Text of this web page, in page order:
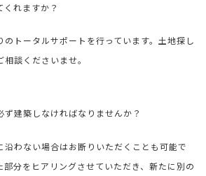
れますか？
トータルサポートを行っています。 土地探し
談くださいませ。
建築しなければなりませんか？
沿わない場合はお断りいただくことも可能で
分をヒアリングさせていただき、新たに別の